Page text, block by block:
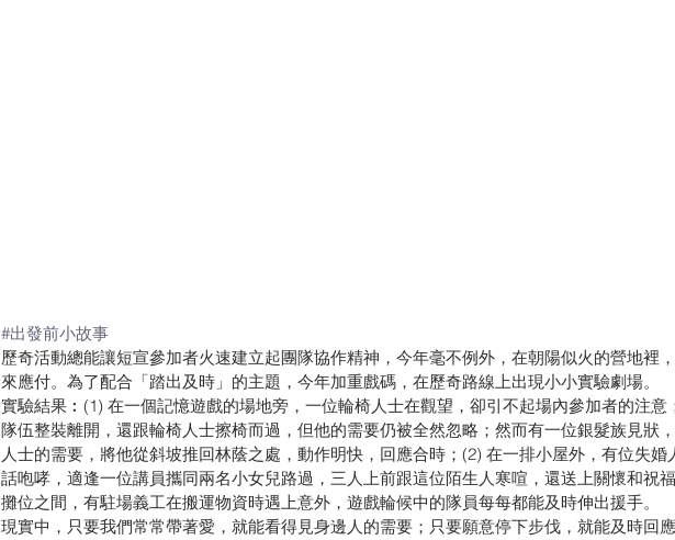
#出發前小故事
歷奇活動總能讓短宣參加者火速建立起團隊協作精神，今年毫不例外，在朝陽似火的營地裡
來應付。為了配合「踏出及時」的主題，今年加重戲碼，在歷奇路線上出現小小實驗劇場。
實驗結果︰(1) 在一個記憶遊戲的場地旁，一位輪椅人士在觀望，卻引不起場內參加者的注意
隊伍整裝離開，還跟輪椅人士擦椅而過，但他的需要仍被全然忽略；然而有一位銀髮族見狀
人士的需要，將他從斜坡推回林蔭之處，動作明快，回應合時；(2) 在一排小屋外，有位失婚
話咆哮，適逢一位講員攜同兩名小女兒路過，三人上前跟這位陌生人寒喧，還送上關懷和祝
攤位之間，有駐場義工在搬運物資時遇上意外，遊戲輪候中的隊員每每都能及時伸出援手。
現實中，只要我們常常帶著愛，就能看得見身邊人的需要；只要願意停下步伐，就能及時回